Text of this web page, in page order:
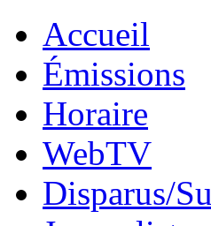
Accueil
Émissions
Horaire
WebTV
Disparus/